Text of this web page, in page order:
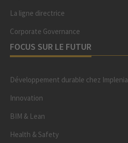
La ligne directrice
Corporate Governance
FOCUS SUR LE FUTUR
Développement durable chez Implenia
Innovation
BIM & Lean
Health & Safety